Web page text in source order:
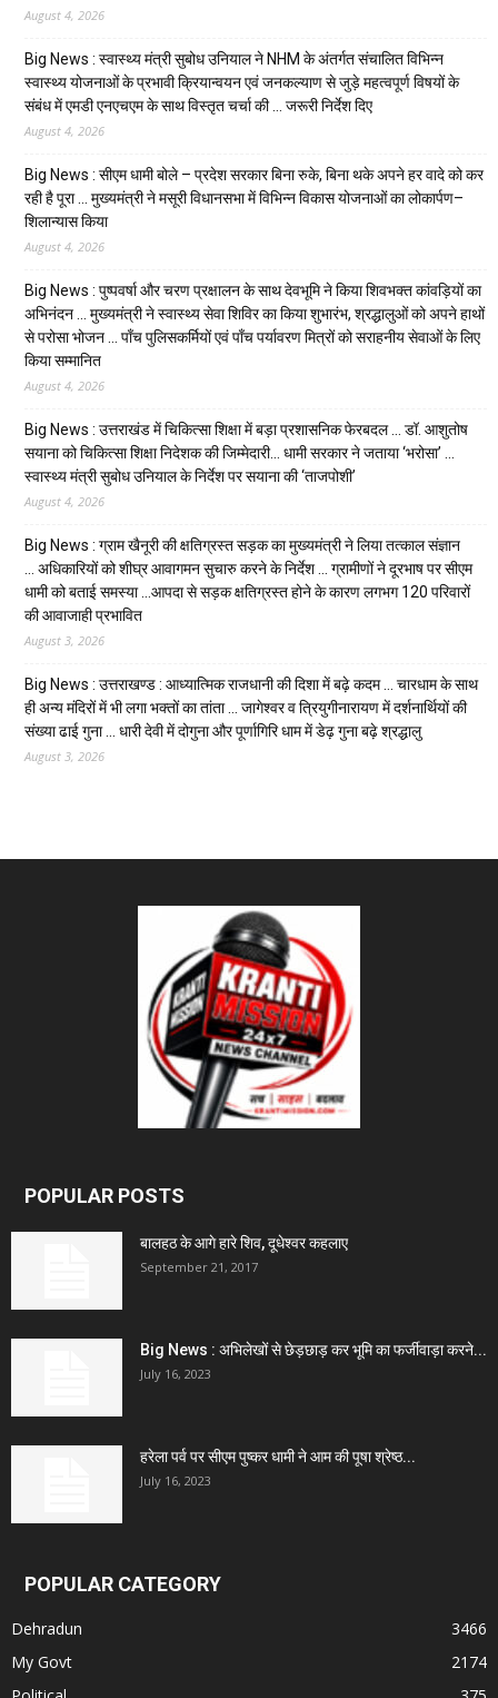
August 4, 2026
Big News : स्वास्थ्य मंत्री सुबोध उनियाल ने NHM के अंतर्गत संचालित विभिन्न
स्वास्थ्य योजनाओं के प्रभावी क्रियान्वयन एवं जनकल्याण से जुड़े महत्वपूर्ण विषयों के
संबंध में एमडी एनएचएम के साथ विस्तृत चर्चा की … जरूरी निर्देश दिए
August 4, 2026
Big News : सीएम धामी बोले – प्रदेश सरकार बिना रुके, बिना थके अपने हर वादे को कर
रही है पूरा … मुख्यमंत्री ने मसूरी विधानसभा में विभिन्न विकास योजनाओं का लोकार्पण–
शिलान्यास किया
August 4, 2026
Big News : पुष्पवर्षा और चरण प्रक्षालन के साथ देवभूमि ने किया शिवभक्त कांवड़ियों का
अभिनंदन … मुख्यमंत्री ने स्वास्थ्य सेवा शिविर का किया शुभारंभ, श्रद्धालुओं को अपने हाथों
से परोसा भोजन … पाँच पुलिसकर्मियों एवं पाँच पर्यावरण मित्रों को सराहनीय सेवाओं के लिए
किया सम्मानित
August 4, 2026
Big News : उत्तराखंड में चिकित्सा शिक्षा में बड़ा प्रशासनिक फेरबदल … डॉ. आशुतोष
सयाना को चिकित्सा शिक्षा निदेशक की जिम्मेदारी… धामी सरकार ने जताया ‘भरोसा’ …
स्वास्थ्य मंत्री सुबोध उनियाल के निर्देश पर सयाना की ‘ताजपोशी’
August 4, 2026
Big News : ग्राम खैनूरी की क्षतिग्रस्त सड़क का मुख्यमंत्री ने लिया तत्काल संज्ञान
… अधिकारियों को शीघ्र आवागमन सुचारु करने के निर्देश … ग्रामीणों ने दूरभाष पर सीएम
धामी को बताई समस्या …आपदा से सड़क क्षतिग्रस्त होने के कारण लगभग 120 परिवारों
की आवाजाही प्रभावित
August 3, 2026
Big News : उत्तराखण्ड : आध्यात्मिक राजधानी की दिशा में बढ़े कदम … चारधाम के साथ
ही अन्य मंदिरों में भी लगा भक्तों का तांता … जागेश्वर व त्रियुगीनारायण में दर्शनार्थियों की
संख्या ढाई गुना … धारी देवी में दोगुना और पूर्णागिरि धाम में डेढ़ गुना बढ़े श्रद्धालु
August 3, 2026
POPULAR POSTS
बालहठ के आगे हारे शिव, दूधेश्वर कहलाए
September 21, 2017
Big News : अभिलेखों से छेड़छाड़ कर भूमि का फर्जीवाड़ा करने...
July 16, 2023
हरेला पर्व पर सीएम पुष्कर धामी ने आम की पूषा श्रेष्ठ...
July 16, 2023
POPULAR CATEGORY
Dehradun
3466
My Govt
2174